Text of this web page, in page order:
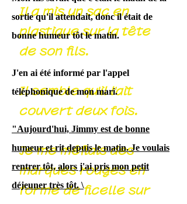
Il a mis un sac en
plastique sur la tête
de son fils.
Il semble qu'il l'ait
couvert deux fois.
Je me méfiais des
marques rouges en
forme de ficelle sur
sortie qu'il attendait, donc il était de
bonne humeur tôt le matin.
J'en ai été informé par l'appel
téléphonique de mon mari.
"Aujourd'hui, Jimmy est de bonne
humeur et rit depuis le matin. Je voulais
rentrer tôt, alors j'ai pris mon petit
déjeuner très tôt. \